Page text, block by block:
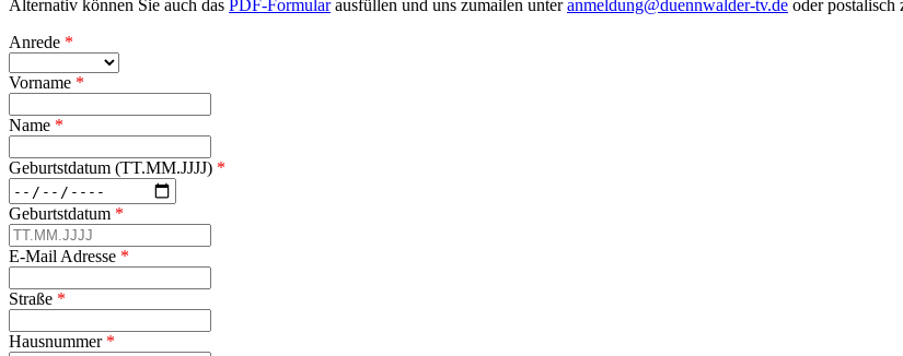
Alternativ können Sie auch das PDF-Formularausfüllen und uns zumailen unteranmeldung@duennwalder-tv.de oder postalisch
Anrede *
Vorname *
Name *
Geburtstdatum (TT.MM.JJJJ) *
Geburtstdatum *
E-Mail Adresse *
Straße *
Hausnummer *